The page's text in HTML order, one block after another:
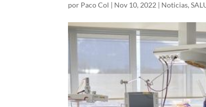
por Paco Col | Nov 10, 2022 | Noticias,